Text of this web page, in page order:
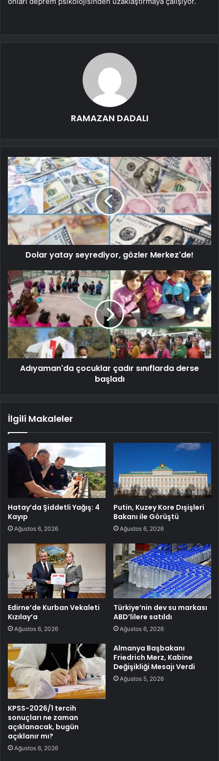
RAMAZAN DADALI
Dolar yatay seyrediyor, gözler Merkez'de!
Adıyaman'da çocuklar çadır sınıflarda derse
başladı
İlgili Makaleler
Hatay’da Şiddetli Yağış: 4
Kayıp
Ağustos 6, 2026
Putin, Kuzey Kore Dışişleri
Bakanı ile Görüştü
Ağustos 6, 2026
Edirne’de Kurban Vekaleti
Kızılay’a
Ağustos 6, 2026
Türkiye’nin dev su markası
ABD’lilere satıldı
Ağustos 6, 2026
KPSS-2026/1 tercih
sonuçları ne zaman
açıklanacak, bugün
açıklanır mı?
Ağustos 6, 2026
Almanya Başbakanı
Friedrich Merz, Kabine
Değişikliği Mesajı Verdi
Ağustos 5, 2026